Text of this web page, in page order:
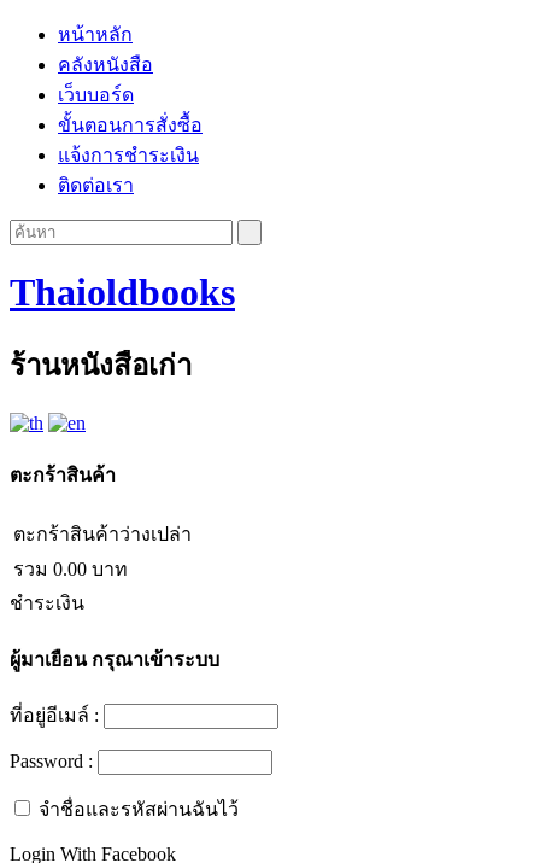
หน้าหลัก
คลังหนังสือ
เว็บบอร์ด
ขั้นตอนการสั่งซื้อ
แจ้งการชำระเงิน
ติดต่อเรา
Thaioldbooks
ร้านหนังสือเก่า
ตะกร้าสินค้า
ตะกร้าสินค้าว่างเปล่า
รวม 0.00 บาท
ชำระเงิน
ผู้มาเยือนกรุณาเข้าระบบ
ที่อยู่อีเมล์ :
Password :
จำชื่อและรหัสผ่านฉันไว้
Login With Facebook